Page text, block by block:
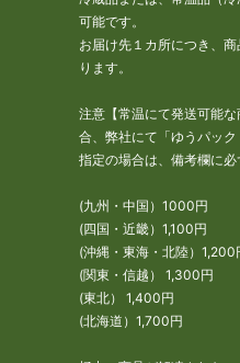
可能です。
お届け先１カ所につき、
ります。
注意【常温にて発送可能
合、弊社にて「ゆうパッ
指定の場合は、備考欄に必
(九州・中国）1000円
(四国・近畿）1,100円
(沖縄・東海・北陸）1,200
(関東・信越） 1,300円
(東北） 1,400円
(北海道）1,700円